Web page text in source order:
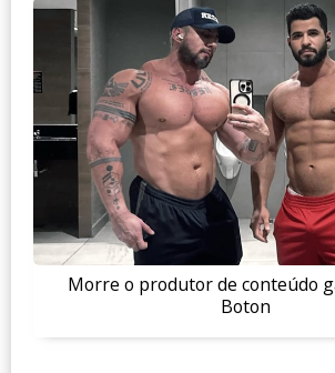
Morre o produtor de conteúdo
Boton